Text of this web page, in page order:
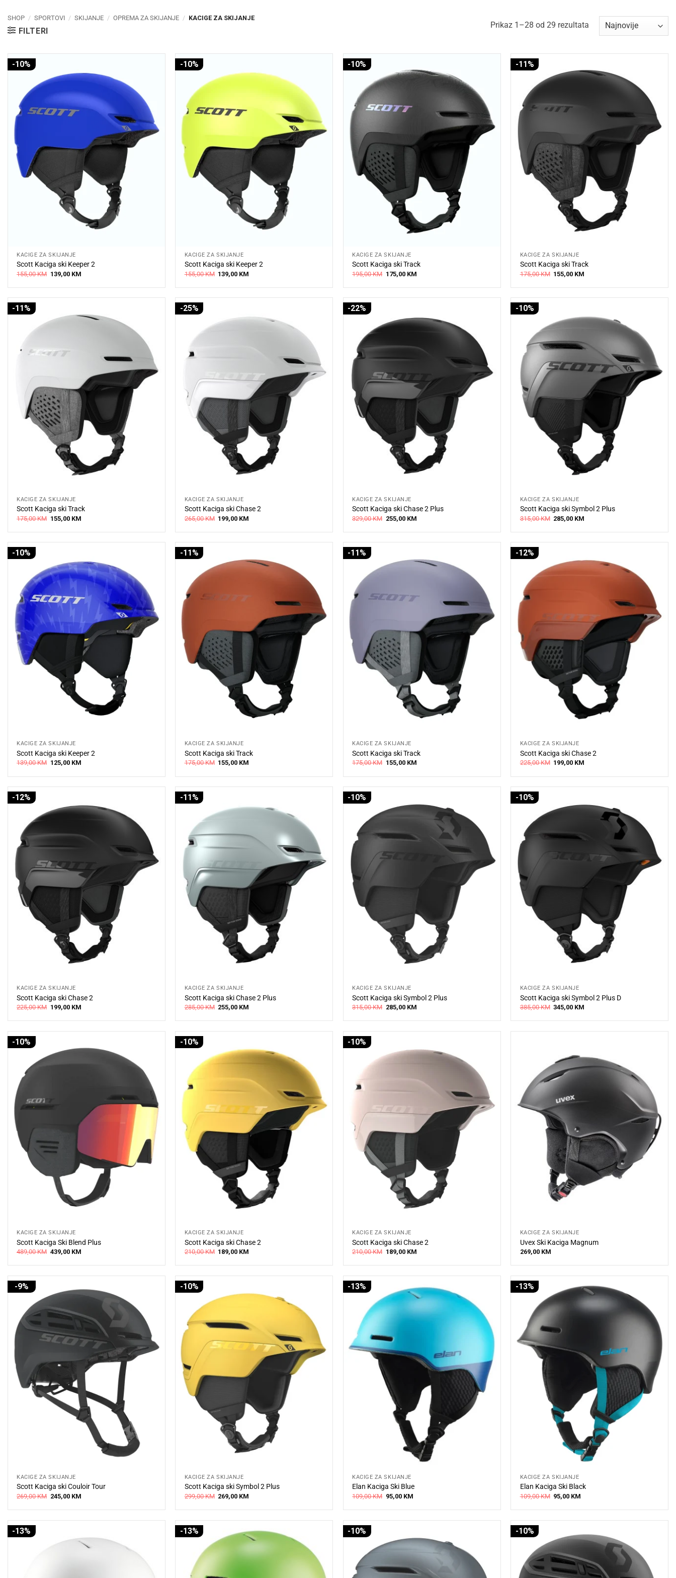
SHOP / SPORTOVI / SKIJANJE / OPREMA ZA SKIJANJE / KACIGE ZA SKIJANJE
FILTERI
Prikaz 1–28 od 29 rezultataSorted
-10%
KACIGE ZA SKIJANJE
Scott Kaciga ski Keeper 2
155,00KM Original
price
139,00 KMCurrent
-10%
KACIGE ZA SKIJANJE
Scott Kaciga ski Keeper 2
155,00KM Original
price
139,00 KM
-10%
KACIGE ZA SKIJANJE
Scott Kaciga ski Track
195,00KM Original
price
175,00 KMCurrent
-11%
KACIGE ZA SKIJANJE
Scott Kaciga ski Track
175,00KM Original
price
155,00 KM
-11%
KACIGE ZA SKIJANJE
Scott Kaciga ski Track
175,00KM Original
price
155,00 KMCurrent
-25%
KACIGE ZA SKIJANJE
Scott Kaciga ski Chase 2
265,00KM Original
price
199,00 KM
-22%
KACIGE ZA SKIJANJE
Scott Kaciga ski Chase 2 Plus
329,00KM Original
price
255,00 KMCurrent
-10%
KACIGE ZA SKIJANJE
Scott Kaciga ski Symbol 2 Plus
315,00KM Original
price
285,00 KM
-10%
KACIGE ZA SKIJANJE
Scott Kaciga ski Keeper 2
139,00KM Original
price
125,00 KMCurrent
-11%
KACIGE ZA SKIJANJE
Scott Kaciga ski Track
175,00KM Original
price
155,00 KM
-11%
KACIGE ZA SKIJANJE
Scott Kaciga ski Track
175,00KM Original
price
155,00 KMCurrent
-12%
KACIGE ZA SKIJANJE
Scott Kaciga ski Chase 2
225,00KM Original
price
199,00 KM
-12%
KACIGE ZA SKIJANJE
Scott Kaciga ski Chase 2
225,00KM Original
price
was:
199,00 KMCurrent
is:
-11%
KACIGE ZA SKIJANJE
Scott Kaciga ski Chase 2 Plus
285,00KM Original
price
was:
255,00 KM
is:
-10%
KACIGE ZA SKIJANJE
Scott Kaciga ski Symbol 2 Plus
315,00KM Original
price
was:
285,00 KMCurrent
is:
-10%
KACIGE ZA SKIJANJE
Scott Kaciga ski Symbol 2 Plus D
385,00KM Original
price
was:
345,00 KM
is:
-10%
KACIGE ZA SKIJANJE
Scott Kaciga Ski Blend Plus
489,00KM Original
price
was:
439,00 KMCurrent
is:
-10%
KACIGE ZA SKIJANJE
Scott Kaciga ski Chase 2
210,00KM Original
price
was:
189,00 KM
is:
-10%
KACIGE ZA SKIJANJE
Scott Kaciga ski Chase 2
210,00KM Original
price
was:
189,00 KMCurrent
is:
KACIGE ZA SKIJANJE
Uvex Ski Kaciga Magnum
269,00 KM
-9%
KACIGE ZA SKIJANJE
Scott Kaciga ski Couloir Tour
269,00KM Original
price
245,00 KMCurrent
-10%
KACIGE ZA SKIJANJE
Scott Kaciga ski Symbol 2 Plus
299,00KM Original
price
269,00 KM
-13%
KACIGE ZA SKIJANJE
Elan Kaciga Ski Blue
109,00KM Original
price
95,00 KMCurrent
-13%
KACIGE ZA SKIJANJE
Elan Kaciga Ski Black
109,00KM Original
price
95,00 KM
-13% -13% -10% -10%